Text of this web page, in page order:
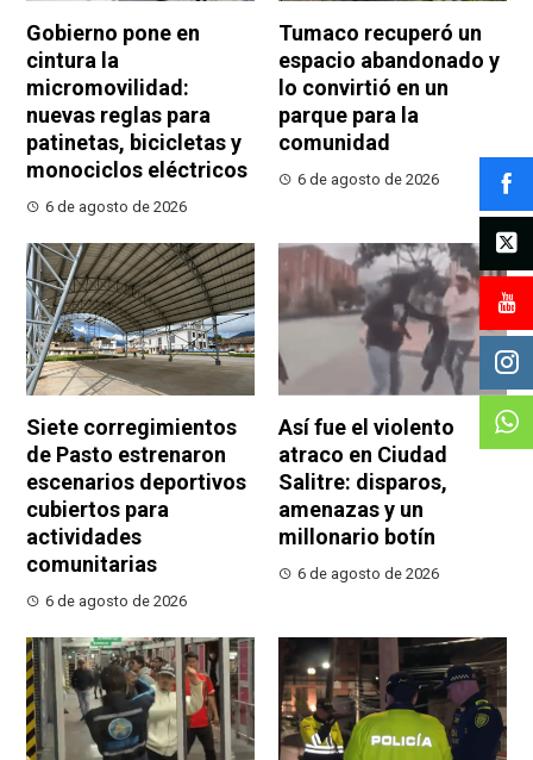
Gobierno pone en
cintura la
micromovilidad:
nuevas reglas para
patinetas, bicicletas y
monociclos eléctricos
6 de agosto de 2026
Tumaco recuperó un
espacio abandonado y
lo convirtió en un
parque para la
comunidad
6 de agosto de 2026
Siete corregimientos
de Pasto estrenaron
escenarios deportivos
cubiertos para
actividades
comunitarias
6 de agosto de 2026
Así fue el violento
atraco en Ciudad
Salitre: disparos,
amenazas y un
millonario botín
6 de agosto de 2026